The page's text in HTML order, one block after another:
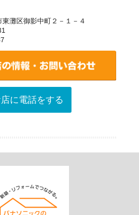
灘区御影中町２－１－４
に電話をする